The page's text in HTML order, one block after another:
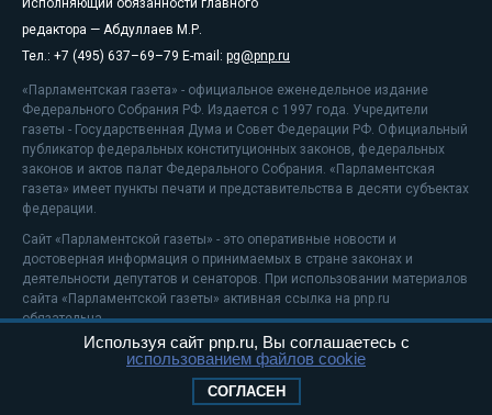
Исполняющий обязанности главного
редактора — Абдуллаев М.Р.
Тел.: +7 (495) 637–69–79 E-mail: pg@pnp.ru
«Парламентская газета» - официальное еженедельное издание
Федерального Собрания РФ. Издается с 1997 года. Учредители
газеты - Государственная Дума и Совет Федерации РФ. Официальный
публикатор федеральных конституционных законов, федеральных
законов и актов палат Федерального Собрания. «Парламентская
газета» имеет пункты печати и представительства в десяти субъектах
федерации.
Сайт «Парламентской газеты» - это оперативные новости и
достоверная информация о принимаемых в стране законах и
деятельности депутатов и сенаторов. При использовании материалов
сайта «Парламентской газеты» активная ссылка на pnp.ru
обязательна.
На информационном ресурсе применяютсярекомендательные
Положение о защите персональных данных
Используя сайт pnp.ru, Вы соглашаетесь с
использованием файлов cookie
СОГЛАСЕН